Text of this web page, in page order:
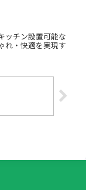
ッチン設置可能な
れ・快適を実現す